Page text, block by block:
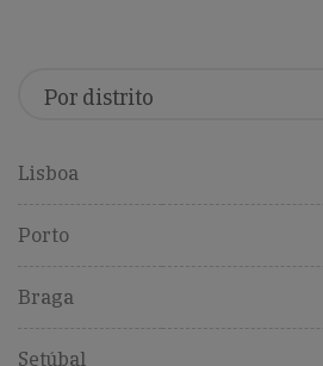
Lisboa
Porto
Braga
Setúbal